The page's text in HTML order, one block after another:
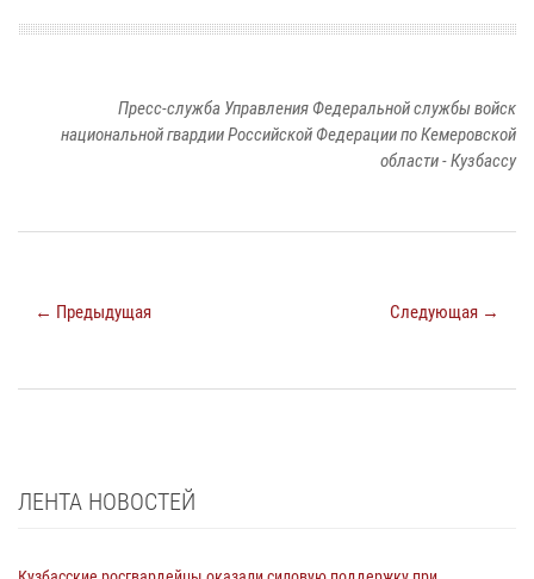
Пресс-служба Управления Федеральной службы войск
национальной гвардии Российской Федерации по Кемеровской
области - Кузбассу
← Предыдущая Следующая →
ЛЕНТА НОВОСТЕЙ